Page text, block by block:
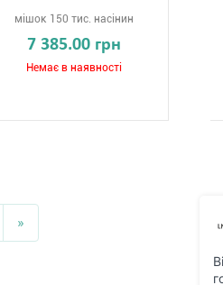
мішок 150 тис. насінин
7 385.00 грн
Немає в наявності
»